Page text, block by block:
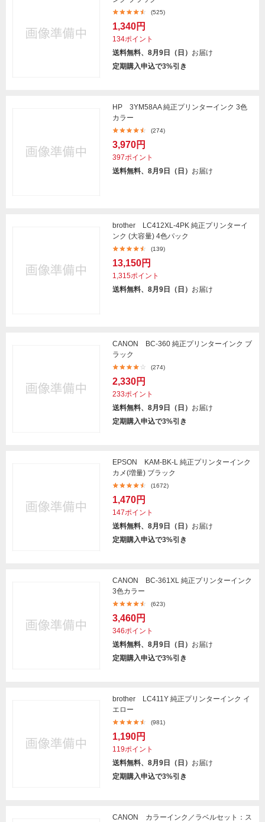
(525)
1,340円
134ポイント
送料無料、8月9日（日） お届け
定期購入申込で3%引き
HP 3YM58AA 純正プリンターインク 3色
カラー
(274)
3,970円
397ポイント
送料無料、8月9日（日） お届け
brother LC412XL-4PK 純正プリンターイ
ンク (大容量) 4色パック
(139)
13,150円
1,315ポイント
送料無料、8月9日（日） お届け
CANON BC-360 純正プリンターインク ブ
ラック
(274)
2,330円
233ポイント
送料無料、8月9日（日） お届け
定期購入申込で3%引き
EPSON KAM-BK-L 純正プリンターインク
カメ(増量) ブラック
(1672)
1,470円
147ポイント
送料無料、8月9日（日） お届け
定期購入申込で3%引き
CANON BC-361XL 純正プリンターインク
3色カラー
(623)
3,460円
346ポイント
送料無料、8月9日（日） お届け
定期購入申込で3%引き
brother LC411Y 純正プリンターインク イ
エロー
(981)
1,190円
119ポイント
送料無料、8月9日（日） お届け
定期購入申込で3%引き
CANON カラーインク／ラベルセット：ス